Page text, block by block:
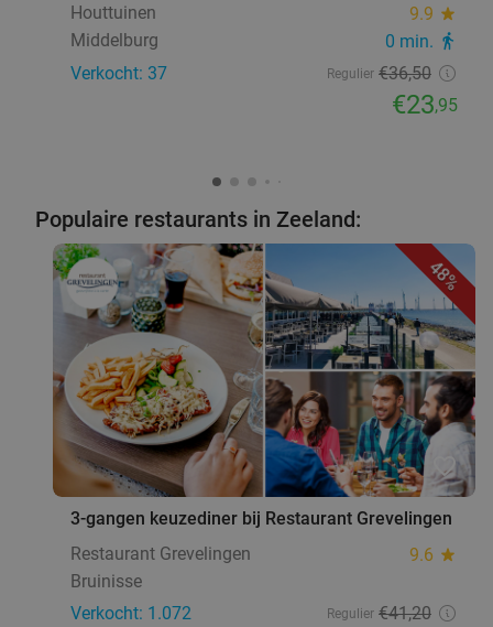
Houttuinen
9.9 star
Middelburg 0 min. directions_walk
Verkocht: 37 Regulier €36,50
€23,95
Populaire restaurants in Zeeland:
48%
favorite_border
3-gangen keuzediner bij Restaurant Grevelingen
Restaurant Grevelingen
9.6 star
Bruinisse
Verkocht: 1.072
Regulier €41,20